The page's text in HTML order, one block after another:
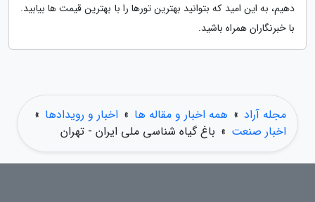
دهیم، به این امید که بتوانید بهترین تورها را با بهترین قیمت ها بیابید.
با خبرنگاران همراه باشید.
مجله آراد » همه اخبار و مقاله ها » اخبار و رویدادها »
اخبار صنعت » باغ گیاه شناسی ملی ایران - تهران